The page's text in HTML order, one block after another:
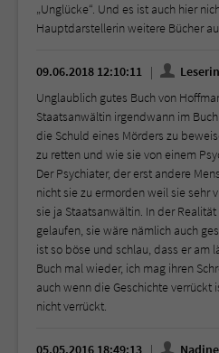
„Unglücke“. Und es ist auch hier
Hauptdarstellerin weitere Bücher
09.06.2018 12:10:11
Leserin
Unglaublich gutes Buch von
Staatsanwältin irgendwann im
die Schuld eines Mörders zu
zu retten und wie sie von einem
Der Psychiater, der erst andere
nicht sie zu ermorden weil sie sehr
sie ja Staatsanwältin. In der
gelaufen, sie wäre nämlich auch
ist so böse und schlau, dass er am
Buch mal wieder, ich mag ihren
auch wenn die Geschichte verrückt
nicht verrückt.
05.05.2016 18:49:13
Nadine